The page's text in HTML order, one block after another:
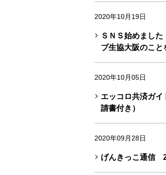
2020年10月19日
ＳＮＳ始めまし
ブ生協大阪のこと
2020年10月05日
エッコロ共済ガイ
請書付き）
2020年09月28日
げんきっこ通信